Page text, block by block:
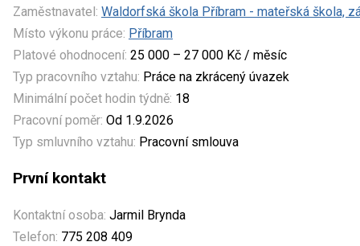
Zaměstnavatel: Waldorfská škola Příbram - mateřská škola,
Místo výkonu práce: Příbram
Platové ohodnocení: 25 000 – 27 000 Kč / měsíc
Typ pracovního vztahu: Práce na zkrácený úvazek
Minimální počet hodin týdně: 18
Pracovní poměr: Od 1.9.2026
Typ smluvního vztahu: Pracovní smlouva
První kontakt
Kontaktní osoba: Jarmil Brynda
Telefon: 775 208 409